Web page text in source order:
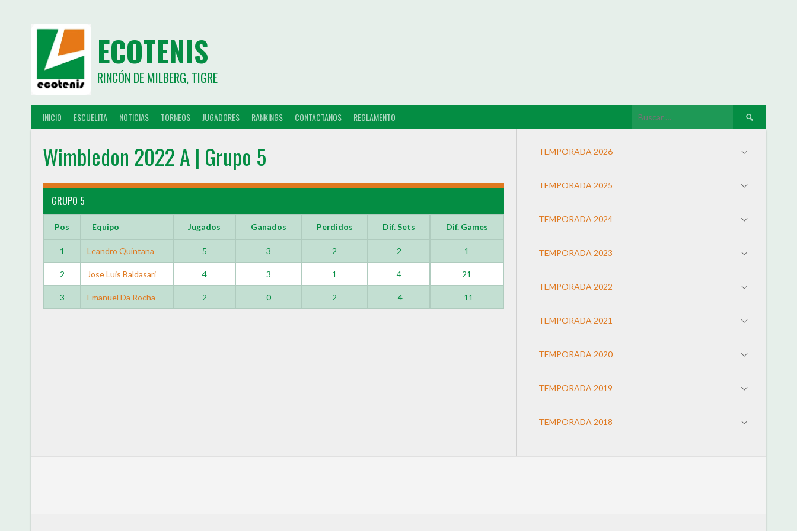
ECOTENIS
RINCÓN DE MILBERG, TIGRE
INICIO ESCUELITA NOTICIAS TORNEOS JUGADORES RANKINGS CONTACTANOS REGLAMENTO
Wimbledon 2022 A | Grupo 5
GRUPO 5
Pos Equipo Jugados Ganados Perdidos Dif. Sets Dif. Games
1 Leandro Quintana 5 3 2 2 1
2 Jose Luis Baldasari 4 3 1 4 21
3 Emanuel Da Rocha 2 0 2 -4 -11
TEMPORADA 2026
TEMPORADA 2025
TEMPORADA 2024
TEMPORADA 2023
TEMPORADA 2022
TEMPORADA 2021
TEMPORADA 2020
TEMPORADA 2019
TEMPORADA 2018